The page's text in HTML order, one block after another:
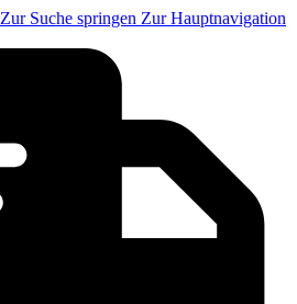
Zur Suche springen Zur Hauptnavigation